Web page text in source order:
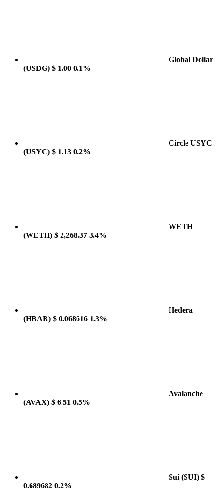
Global Dollar
(USDG) $ 1.00 0.1%
Circle USYC
(USYC) $ 1.13 0.2%
WETH
(WETH) $ 2,268.37 3.4%
Hedera
(HBAR) $ 0.068616 1.3%
Avalanche
(AVAX) $ 6.51 0.5%
Sui (SUI) $
0.689682 0.2%